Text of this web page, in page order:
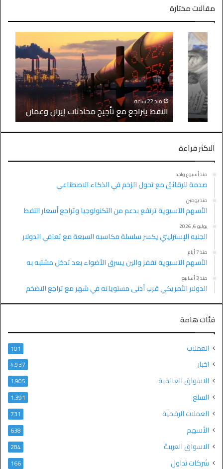
مقالات مختارة
منذ 22 ساعة
النفط يتراجع مع تأجيج محادثات إيران وعمان
الاكثر قراءة
منذ أسبوع واحد
صدمة للرقائق مع تحول الزخم في الذكاء الاصطناعي
منذ يومين
الأسهم الآسيوية ترتفع بدعم من التكنولوجيا وتراجع أسعار النفط
يوليو 6, 2026
الجنيه الإسترليني يكسر سلسلة مكاسبه السبعة مع تعافي الدولار
منذ 7 أيام
الأسهم الآسيوية تقفز والين يسرق الأضواء بعد تدخل مشتبه به
منذ 3 أسابيع
الدولار الأمريكي قرب أدنى مستوياته في شهر مع تراجع التضخم
فئات هامة
العملات 101
اخبار 4٬937
الاسواق العالمية 1٬905
السلع 1٬391
العملات الرقمية 731
الأسهم 638
الاسواق العربية 284
شركات تداول 166